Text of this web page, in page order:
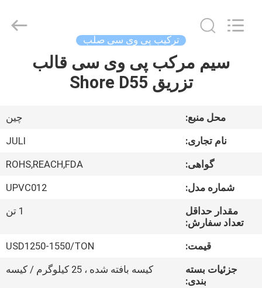
خونه
درباره
کارخانه
کیفیت
ترکیب پی وی سی صلب
سیم مرکب پی وی سی قالب
تزریق Shore D55
محل منبع:
چین
نام تجاری:
JULI
گواهی:
ROHS,REACH,FDA
شماره مدل:
UPVC012
مقدار حداقل
تعداد سفارش:
1 تن
قیمت:
USD1250-1550/TON
جزئیات بسته
بندی:
کیسه بافته شده ، 25 کیلوگرم / کیسه